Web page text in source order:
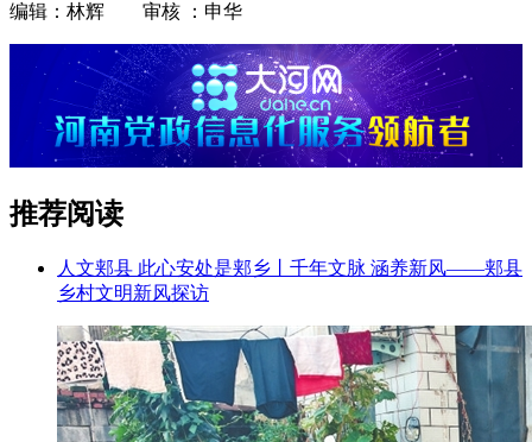
编辑：林辉 审核 ：申华
推荐阅读
人文郏县 此心安处是郏乡丨千年文脉 涵养新风——郏县
乡村文明新风探访